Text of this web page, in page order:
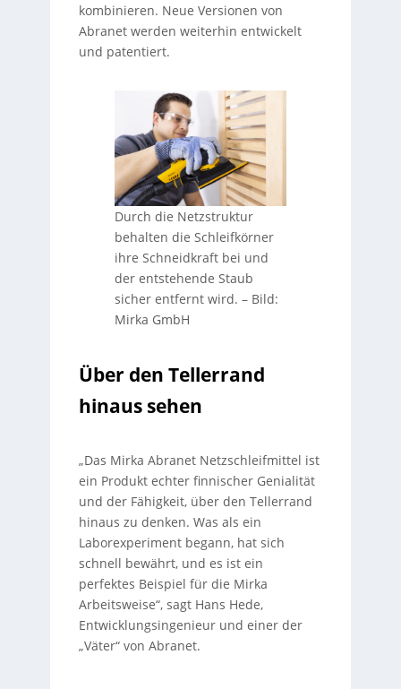
kombinieren. Neue Versionen von
Abranet werden weiterhin entwickelt
und patentiert.
Durch die Netzstruktur
behalten die Schleifkörner
ihre Schneidkraft bei und
der entstehende Staub
sicher entfernt wird. – Bild:
Mirka GmbH
Über den Tellerrand
hinaus sehen
„Das Mirka Abranet Netzschleifmittel ist
ein Produkt echter finnischer Genialität
und der Fähigkeit, über den Tellerrand
hinaus zu denken. Was als ein
Laborexperiment begann, hat sich
schnell bewährt, und es ist ein
perfektes Beispiel für die Mirka
Arbeitsweise“, sagt Hans Hede,
Entwicklungsingenieur und einer der
„Väter“ von Abranet.